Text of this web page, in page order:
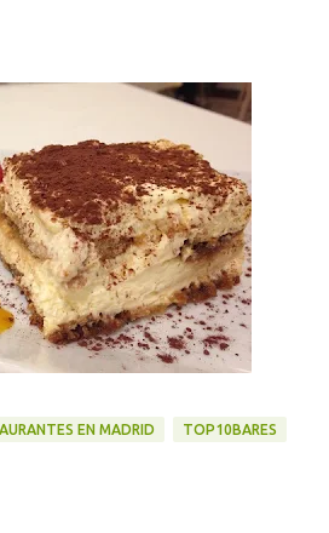
EN MADRID TOP10BARES